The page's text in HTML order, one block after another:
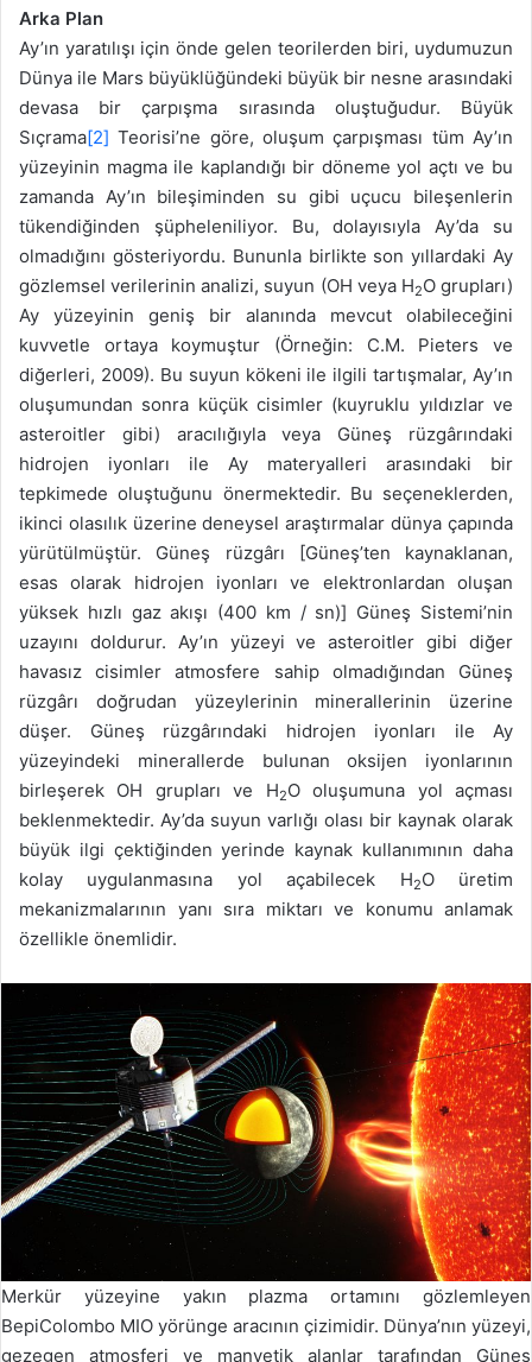
Arka Plan
Ay’ın yaratılışı için önde gelen teorilerden biri, uydumuzun
Dünya ile Mars büyüklüğündeki büyük bir nesne arasındaki
devasa bir çarpışma sırasında oluştuğudur. Büyük
Sıçrama[2] Teorisi’ne göre, oluşum çarpışması tüm Ay’ın
yüzeyinin magma ile kaplandığı bir döneme yol açtı ve bu
zamanda Ay’ın bileşiminden su gibi uçucu bileşenlerin
tükendiğinden şüpheleniliyor. Bu, dolayısıyla Ay’da su
olmadığını gösteriyordu. Bununla birlikte son yıllardaki Ay
gözlemsel verilerinin analizi, suyun (OH veya H2O grupları)
Ay yüzeyinin geniş bir alanında mevcut olabileceğini
kuvvetle ortaya koymuştur (Örneğin: C.M. Pieters ve
diğerleri, 2009). Bu suyun kökeni ile ilgili tartışmalar, Ay’ın
oluşumundan sonra küçük cisimler (kuyruklu yıldızlar ve
asteroitler gibi) aracılığıyla veya Güneş rüzgârındaki
hidrojen iyonları ile Ay materyalleri arasındaki bir
tepkimede oluştuğunu önermektedir. Bu seçeneklerden,
ikinci olasılık üzerine deneysel araştırmalar dünya çapında
yürütülmüştür. Güneş rüzgârı [Güneş’ten kaynaklanan,
esas olarak hidrojen iyonları ve elektronlardan oluşan
yüksek hızlı gaz akışı (400 km / sn)] Güneş Sistemi’nin
uzayını doldurur. Ay’ın yüzeyi ve asteroitler gibi diğer
havasız cisimler atmosfere sahip olmadığından Güneş
rüzgârı doğrudan yüzeylerinin minerallerinin üzerine
düşer. Güneş rüzgârındaki hidrojen iyonları ile Ay
yüzeyindeki minerallerde bulunan oksijen iyonlarının
birleşerek OH grupları ve H2O oluşumuna yol açması
beklenmektedir. Ay’da suyun varlığı olası bir kaynak olarak
büyük ilgi çektiğinden yerinde kaynak kullanımının daha
kolay uygulanmasına yol açabilecek H2O üretim
mekanizmalarının yanı sıra miktarı ve konumu anlamak
özellikle önemlidir.
Merkür yüzeyine yakın plazma ortamını gözlemleyen
BepiColombo MIO yörünge aracının çizimidir. Dünya’nın yüzeyi,
gezegen atmosferi ve manyetik alanlar tarafından Güneş